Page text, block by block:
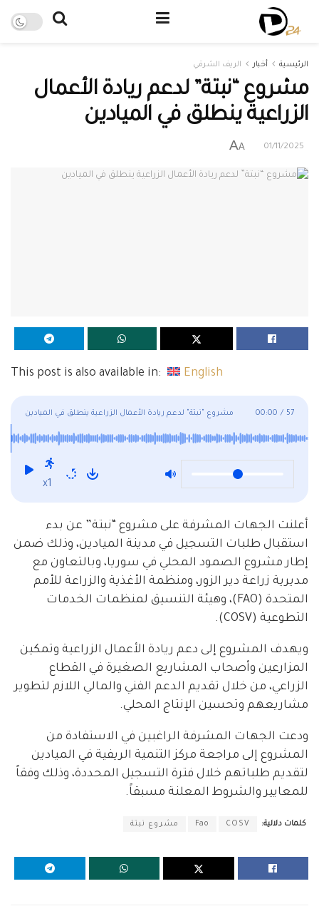
الرئيسية أخبار الريف الشرقي
مشروع “نبتة” لدعم ريادة الأعمال
الزراعية ينطلق في الميادين
01/11/2025
A
A
This post is also available in: English
مشروع "نبتة" لدعم ريادة الأعمال الزراعية ينطلق في الميادين 00:00 / 57
x1
أعلنت الجهات المشرفة على مشروع “نبتة” عن بدء
استقبال طلبات التسجيل في مدينة الميادين، وذلك ضمن
إطار مشروع الصمود المحلي في سوريا، وبالتعاون مع
مديرية زراعة دير الزور، ومنظمة الأغذية والزراعة للأمم
المتحدة (FAO)، وهيئة التنسيق لمنظمات الخدمات
التطوعية (COSV).
ويهدف المشروع إلى دعم ريادة الأعمال الزراعية وتمكين
المزارعين وأصحاب المشاريع الصغيرة في القطاع
الزراعي، من خلال تقديم الدعم الفني والمالي اللازم لتطوير
مشاريعهم وتحسين الإنتاج المحلي.
ودعت الجهات المشرفة الراغبين في الاستفادة من
المشروع إلى مراجعة مركز التنمية الريفية في الميادين
لتقديم طلباتهم خلال فترة التسجيل المحددة، وذلك وفقاً
للمعايير والشروط المعلنة مسبقاً.
كلمات دلالية: COSV
Fao مشروع نبتة